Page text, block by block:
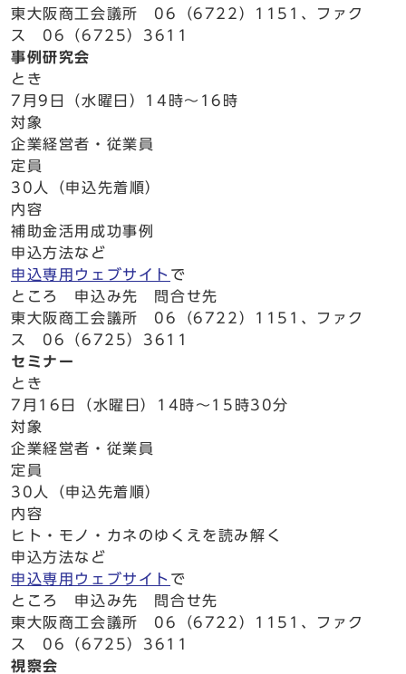
東大阪商工会議所 06（6722）1151、ファク
ス 06（6725）3611
事例研究会
とき
7月9日（水曜日）14時～16時
対象
企業経営者・従業員
定員
30人（申込先着順）
内容
補助金活用成功事例
申込方法など
申込専用ウェブサイト で
ところ 申込み先 問合せ先
東大阪商工会議所 06（6722）1151、ファク
ス 06（6725）3611
セミナー
とき
7月16日（水曜日）14時～15時30分
対象
企業経営者・従業員
定員
30人（申込先着順）
内容
ヒト・モノ・カネのゆくえを読み解く
申込方法など
申込専用ウェブサイト で
ところ 申込み先 問合せ先
東大阪商工会議所 06（6722）1151、ファク
ス 06（6725）3611
視察会